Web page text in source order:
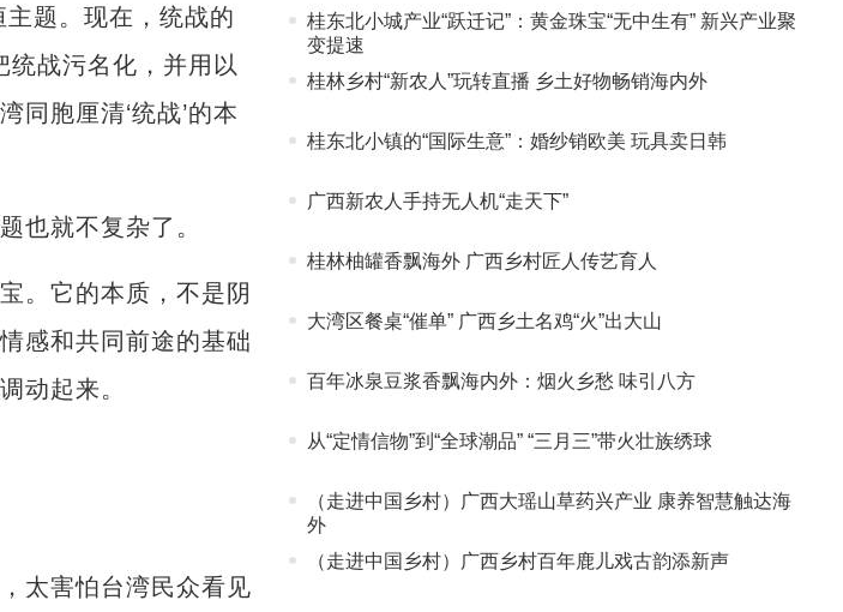
题。现在，统战的
统战污名化，并用以
同胞厘清‘统战’的本
就不复杂了。
。它的本质，不是阴
感和共同前途的基础
动起来。
太害怕台湾民众看见
桂东北小城产业“跃迁记”：黄金珠宝“无中生有” 新兴产业聚
变提速
桂林乡村“新农人”玩转直播 乡土好物畅销海内外
桂东北小镇的“国际生意”：婚纱销欧美 玩具卖日韩
广西新农人手持无人机“走天下”
桂林柚罐香飘海外 广西乡村匠人传艺育人
大湾区餐桌“催单” 广西乡土名鸡“火”出大山
百年冰泉豆浆香飘海内外：烟火乡愁 味引八方
从“定情信物”到“全球潮品” “三月三”带火壮族绣球
（走进中国乡村）广西大瑶山草药兴产业 康养智慧触达海
外
（走进中国乡村）广西乡村百年鹿儿戏古韵添新声